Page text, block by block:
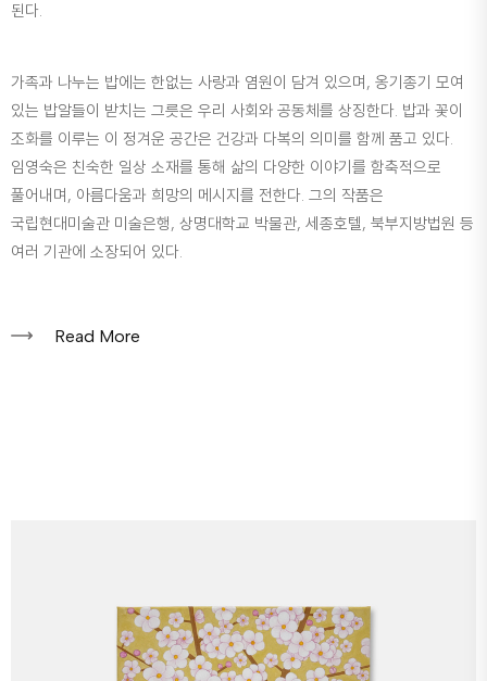
된다.
가족과 나누는 밥에는 한없는 사랑과 염원이 담겨 있으며, 옹기종기 모여
있는 밥알들이 받치는 그릇은 우리 사회와 공동체를 상징한다. 밥과 꽃이
조화를 이루는 이 정겨운 공간은 건강과 다복의 의미를 함께 품고 있다.
임영숙은 친숙한 일상 소재를 통해 삶의 다양한 이야기를 함축적으로
풀어내며, 아름다움과 희망의 메시지를 전한다. 그의 작품은
국립현대미술관 미술은행, 상명대학교 박물관, 세종호텔, 북부지방법원 등
여러 기관에 소장되어 있다.
Read More